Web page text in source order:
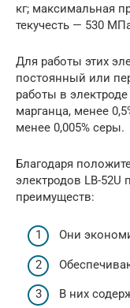
кг; максимальная
текучесть — 530
Для работы этих
постоянный или
работы в
марганца, менее
менее 0,005% серы.
Благодаря
электродов LB-
преимуществ:
Они
В них